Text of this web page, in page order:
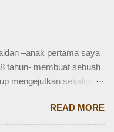
–anak pertama saya
tahun- membuat sebuah
mengejutkan sekaligus
kecil, kakak pernah
mba. Waktu itu
READ MORE